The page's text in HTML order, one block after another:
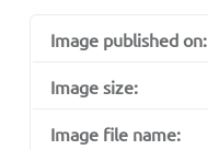
Image published on:
Image size:
Image file name: